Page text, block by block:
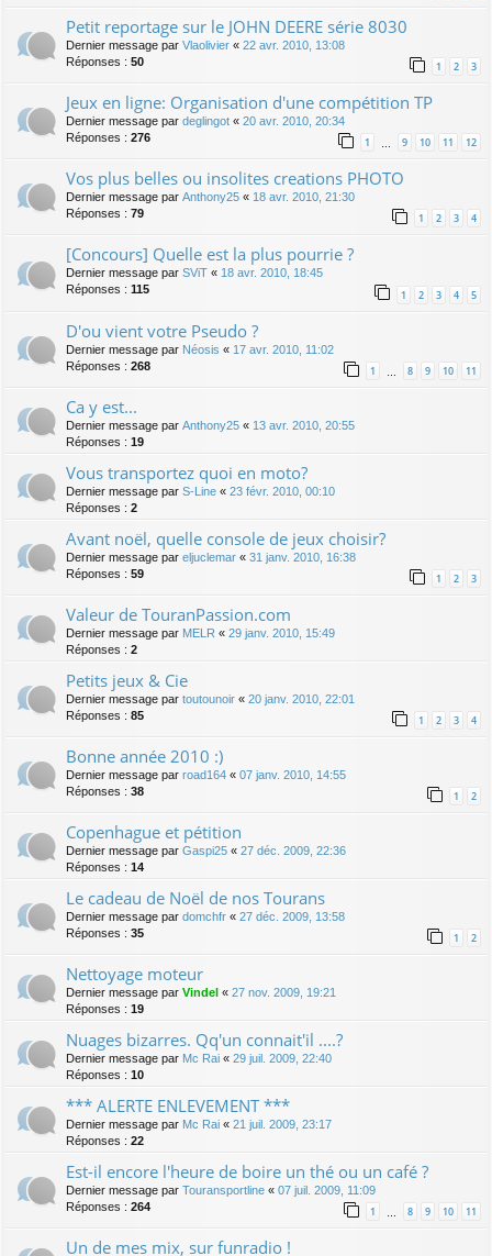
Petit reportage sur le JOHN DEERE série 8030
Dernier message par Vlaolivier « 22 avr. 2010, 13:08
Réponses : 50 1 2 3
Jeux en ligne: Organisation d'une compétition TP
Dernier message par deglingot « 20 avr. 2010, 20:34
Réponses : 276 1 … 9 10 11 12
Vos plus belles ou insolites creations PHOTO
Dernier message par Anthony25 « 18 avr. 2010, 21:30
Réponses : 79 1 2 3 4
[Concours] Quelle est la plus pourrie ?
Dernier message par SViT « 18 avr. 2010, 18:45
Réponses : 115 1 2 3 4 5
D'ou vient votre Pseudo ?
Dernier message par Néosis « 17 avr. 2010, 11:02
Réponses : 268 1 8 9 10 11
Ca y est...
Dernier message par Anthony25 « 13 avr. 2010, 20:55
Réponses : 19
Vous transportez quoi en moto?
Dernier message par S-Line « 23 févr. 2010, 00:10
Réponses : 2
Avant noël, quelle console de jeux choisir?
Dernier message par eljuclemar « 31 janv. 2010, 16:38
Réponses : 59 1 2 3
Valeur de TouranPassion.com
Dernier message par MELR « 29 janv. 2010, 15:49
Réponses : 2
Petits jeux & Cie
Dernier message par toutounoir « 20 janv. 2010, 22:01
Réponses : 85 1 2 3 4
Bonne année 2010 :)
Dernier message par road164 « 07 janv. 2010, 14:55
Réponses : 38 1 2
Copenhague et pétition
Dernier message par Gaspi25 « 27 déc. 2009, 22:36
Réponses : 14
Le cadeau de Noël de nos Tourans
Dernier message par domchfr « 27 déc. 2009, 13:58
Réponses : 35 1 2
Nettoyage moteur
Dernier message par Vindel « 27 nov. 2009, 19:21
Réponses : 19
Nuages bizarres. Qq'un connait'il ....?
Dernier message par Mc Rai « 29 juil. 2009, 22:40
Réponses : 10
*** ALERTE ENLEVEMENT ***
Dernier message par Mc Rai « 21 juil. 2009, 23:17
Réponses : 22
Est-il encore l'heure de boire un thé ou un café ?
Dernier message par Touransportline « 07 juil. 2009, 11:09
Réponses : 264 1 … 8 9 10 11
Un de mes mix, sur funradio !